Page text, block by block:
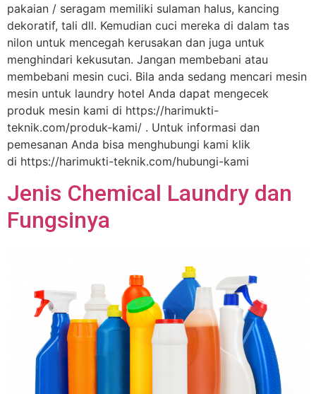
pakaian / seragam memiliki sulaman halus, kancing
dekoratif, tali dll. Kemudian cuci mereka di dalam tas
nilon untuk mencegah kerusakan dan juga untuk
menghindari kekusutan. Jangan membebani atau
membebani mesin cuci. Bila anda sedang mencari mesin
mesin untuk laundry hotel Anda dapat mengecek
produk mesin kami di https://harimukti-
teknik.com/produk-kami/ . Untuk informasi dan
pemesanan Anda bisa menghubungi kami klik
di https://harimukti-teknik.com/hubungi-kami
Jenis Chemical Laundry dan
Fungsinya